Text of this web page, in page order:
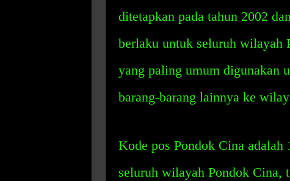
ditetapkan pada tahun 2002
berlaku untuk seluruh wilayah
yang paling umum digunakan
barang-barang lainnya ke
Kode pos Pondok Cina
seluruh wilayah Pondok Cina,